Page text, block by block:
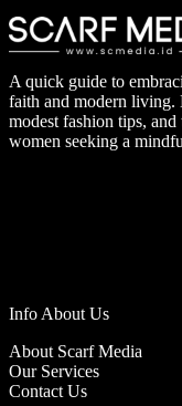
A quick guide to
faith and modern living.
modest fashion tips,
women seeking a
Info About Us
About Scarf Media
Our Services
Contact Us